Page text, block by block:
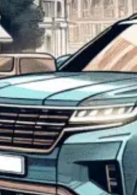
Ford Mondeo MK3
Ford Mondeo MK4
Ford Transit
Mercedes C Class W203
Mercedes C Class W204
Mercedes W203
Mercedes W204
Mercedes W211
Mercedes Sprinter
Passat B5
Passat B5 5
Passat B6
Passat B7
Passat B8
Passat CC